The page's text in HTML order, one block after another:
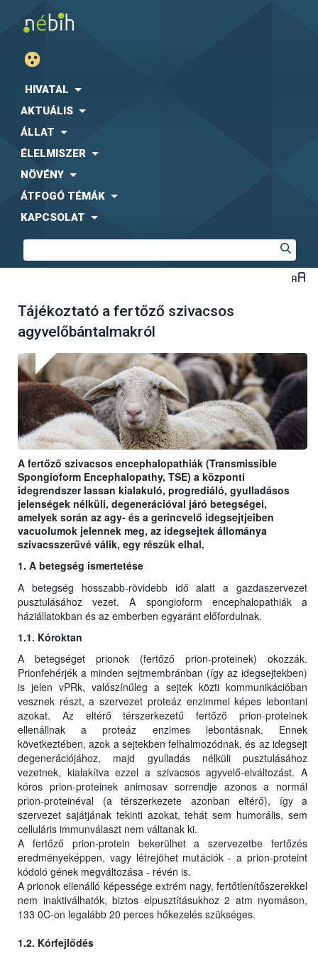
HIVATAL
AKTUÁLIS
ÁLLAT
ÉLELMISZER
NÖVÉNY
ÁTFOGÓ TÉMÁK
KAPCSOLAT
Tájékoztató a fertőző szivacsos
agyvelőbántalmakról
A fertőző szivacsos encephalopathiák (Transmissible
Spongioform Encephalopathy, TSE) a központi
idegrendszer lassan kialakuló, progrediáló, gyulladásos
jelenségek nélküli, degenerációval járó betegségei,
amelyek során az agy- és a gerincvelő idegsejtjeiben
vacuolumok jelennek meg, az idegsejtek állománya
szivacsszerűvé válik, egy részük elhal.
1. A betegség ismertetése
A betegség hosszabb-rövidebb idő alatt a gazdaszervezet
pusztulásához vezet. A spongioform encephalopathiák a
háziállatokban és az emberben egyaránt előfordulnak.
1.1. Kóroktan
A betegséget prionok (fertőző prion-proteinek) okozzák.
Prionfehérjék a minden sejtmembránban (így az idegsejtekben)
is jelen vPRk, valószínűleg a sejtek közti kommunikációban
vesznek részt, a szervezet proteáz enzimmel képes lebontani
azokat. Az eltérő térszerkezetű fertőző prion-proteinek
ellenállnak a proteáz enzimes lebontásnak. Ennek
következtében, azok a sejtekben felhalmozódnak, és az idegsejt
degenerációjához, majd gyulladás nélküli pusztulásához
vezetnek, kialakítva ezzel a szivacsos agyvelő-elváltozást. A
kóros prion-proteinek animosav sorrendje azonos a normál
prion-proteinéval (a térszerkezete azonban eltérő), így a
szervezet sajátjának tekinti azokat, tehát sem humorális, sem
celluláris immunválaszt nem váltanak ki.
A fertőző prion-protein bekerülhet a szervezetbe fertőzés
eredményeképpen, vagy létrejöhet mutációk - a prion-proteint
kódoló gének megváltozása - révén is.
A prionok ellenálló képessége extrém nagy, fertőtlenítőszerekkel
nem inaktiválhatók, biztos elpusztításukhoz 2 atm nyomáson,
133 0C-on legalább 20 perces hőkezelés szükséges.
1.2. Kórfejlődés